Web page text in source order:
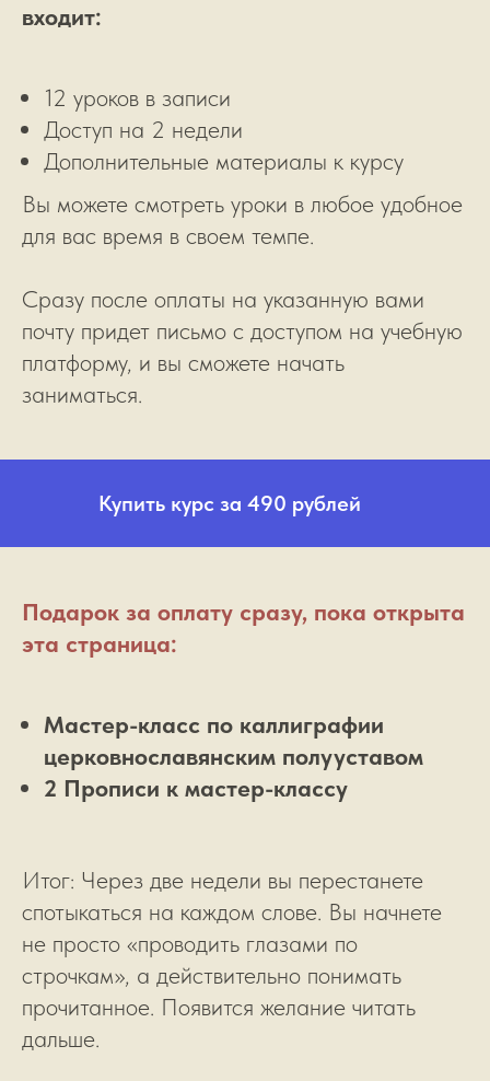
входит:
12 уроков в записи
Доступ на 2 недели
Дополнительные материалы к курсу
Вы можете смотреть уроки в любое удобное
для вас время в своем темпе.
Сразу после оплаты на указанную вами
почту придет письмо с доступом на учебную
платформу, и вы сможете начать
заниматься.
Купить курс за 490 рублей
Подарок за оплату сразу, пока открыта
эта страница:
Мастер-класс по каллиграфии
церковнославянским полууставом
2 Прописи к мастер-классу
Итог: Через две недели вы перестанете
спотыкаться на каждом слове. Вы начнете
не просто «проводить глазами по
строчкам», а действительно понимать
прочитанное. Появится желание читать
дальше.